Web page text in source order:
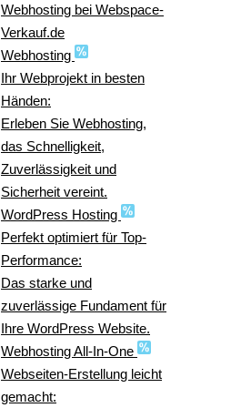
Webhosting bei Webspace-
Verkauf.de
Webhosting
Ihr Webprojekt in besten
Händen:
Erleben Sie Webhosting,
das Schnelligkeit,
Zuverlässigkeit und
Sicherheit vereint.
WordPress Hosting
Perfekt optimiert für Top-
Performance:
Das starke und
zuverlässige Fundament für
Ihre WordPress Website.
Webhosting All-In-One
Webseiten-Erstellung leicht
gemacht: